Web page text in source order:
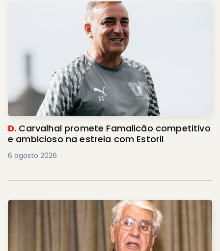
D. Carvalhal promete Famalicão competitivo
e ambicioso na estreia com Estoril
6 agosto 2026